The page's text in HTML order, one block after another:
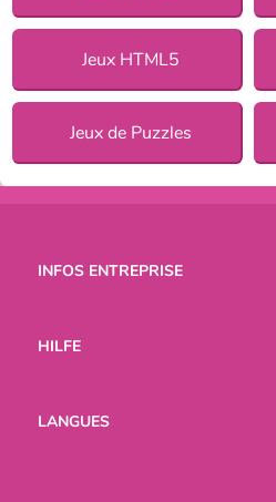
Jeux HTML5
Jeux de Puzzles
INFOS ENTREPRISE
HILFE
LANGUES